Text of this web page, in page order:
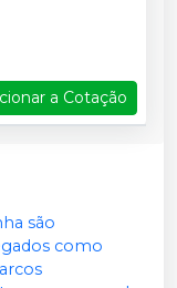
a Cotação
são
como